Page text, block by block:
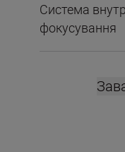
Система
фокусування